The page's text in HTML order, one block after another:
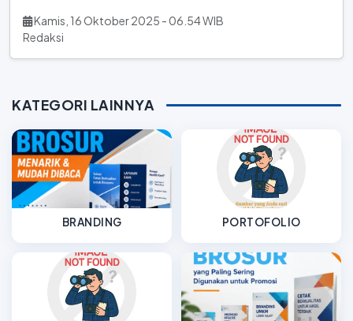
Kamis, 16 Oktober 2025 - 06.54 WIB
Redaksi
KATEGORI LAINNYA
BRANDING PORTOFOLIO